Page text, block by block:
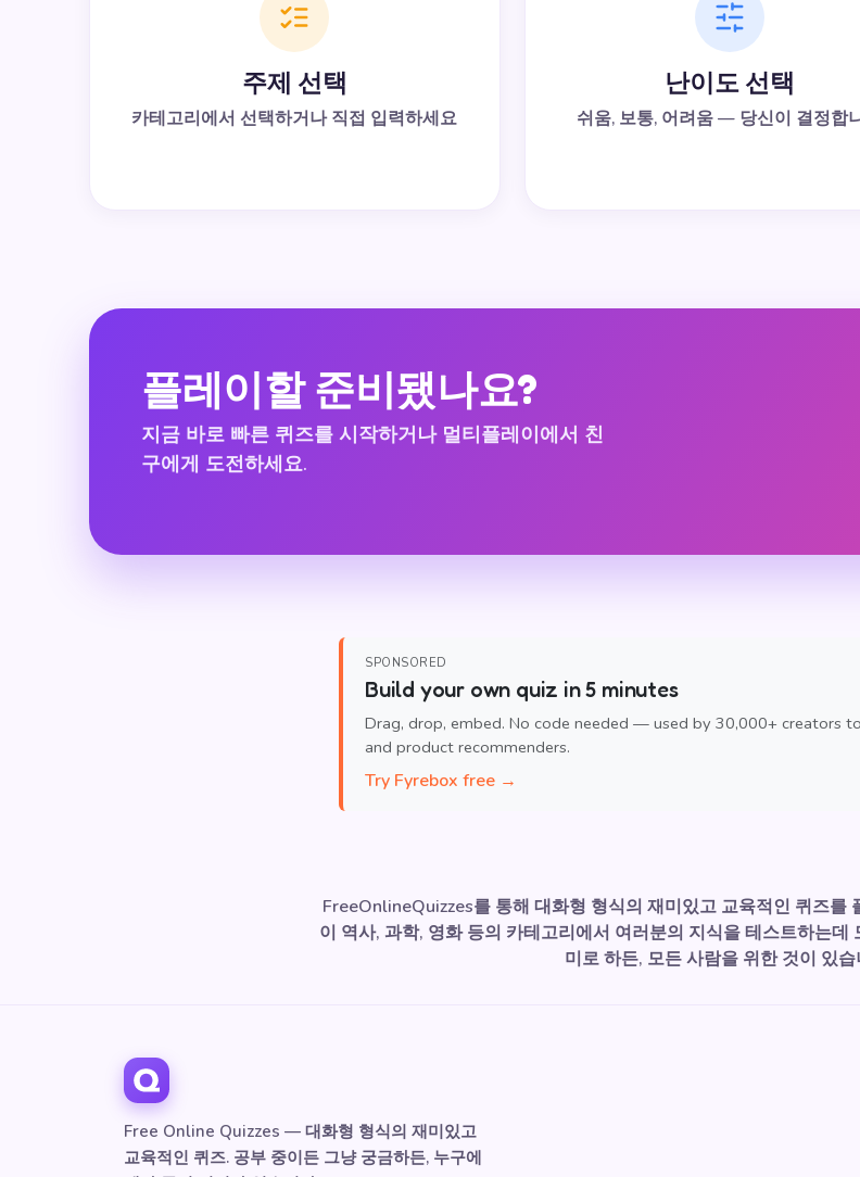
주제 선택
카테고리에서 선택하거나 직접 입력하세요
난이도 선택
쉬움, 보통, 어려움 — 당신이 결정합
플레이할 준비됐나요?
지금 바로 빠른 퀴즈를 시작하거나 멀티플레이에서 친
구에게 도전하세요.
SPONSORED
Build your own quiz in 5 minutes
Drag, drop, embed. No code needed — used by 30,000+ creators
and product recommenders.
Try Fyrebox free →
FreeOnlineQuizzes를 통해 대화형 형식의 재미있고 교육적인 퀴즈를
이 역사, 과학, 영화 등의 카테고리에서 여러분의 지식을 테스트하는데
미로 하든, 모든 사람을 위한 것이 있습
Free Online Quizzes — 대화형 형식의 재미있고
교육적인 퀴즈. 공부 중이든 그냥 궁금하든, 누구에